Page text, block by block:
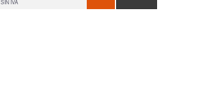
SIN IVA